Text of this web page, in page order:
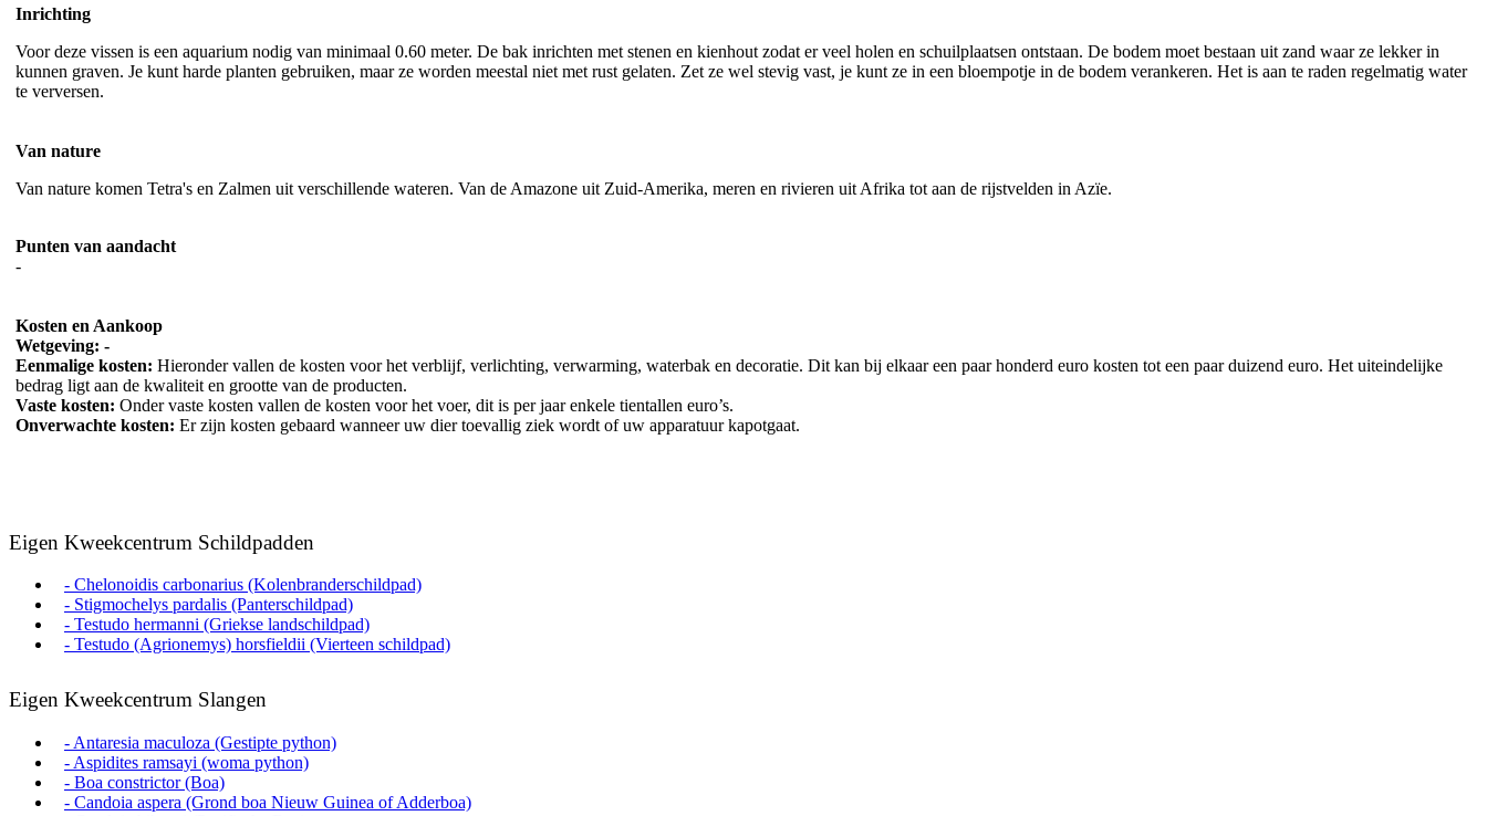
Inrichting
Voor deze vissen is een aquarium nodig van minimaal 0.60 meter. De bak inrichten met stenen en kienhout zodat er veel holen en schuilplaatsen ontstaan. De bodem moet bestaan uit zand waar ze lekker in
kunnen graven. Je kunt harde planten gebruiken, maar ze worden meestal niet met rust gelaten. Zet ze wel stevig vast, je kunt ze in een bloempotje in de bodem verankeren. Het is aan te raden regelmatig water
te verversen.
Van nature
Van nature komen Tetra's en Zalmen uit verschillende wateren. Van de Amazone uit Zuid-Amerika, meren en rivieren uit Afrika tot aan de rijstvelden in Azïe.
Punten van aandacht
-
Kosten en Aankoop
Wetgeving: -
Eenmalige kosten: Hieronder vallen de kosten voor het verblijf, verlichting, verwarming, waterbak en decoratie. Dit kan bij elkaar een paar honderd euro kosten tot een paar duizend euro. Het uiteindelijke
bedrag ligt aan de kwaliteit en grootte van de producten.
Vaste kosten: Onder vaste kosten vallen de kosten voor het voer, dit is per jaar enkele tientallen euro’s.
Onverwachte kosten: Er zijn kosten gebaard wanneer uw dier toevallig ziek wordt of uw apparatuur kapotgaat.
Eigen Kweekcentrum Schildpadden
- Chelonoidis carbonarius (Kolenbranderschildpad)
- Stigmochelys pardalis (Panterschildpad)
- Testudo hermanni (Griekse landschildpad)
- Testudo (Agrionemys) horsfieldii (Vierteen schildpad)
Eigen Kweekcentrum Slangen
- Antaresia maculoza (Gestipte python)
- Aspidites ramsayi (woma python)
- Boa constrictor (Boa)
- Candoia aspera (Grond boa Nieuw Guinea of Adderboa)